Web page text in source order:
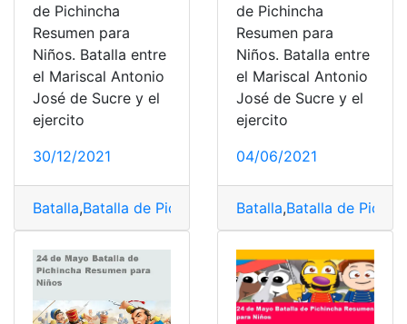
de Pichincha
Resumen para
Niños. Batalla entre
el Mariscal Antonio
José de Sucre y el
ejercito
30/12/2021
Batalla,Batalla de Pichincha Consultas,Ecuador,
de Pichincha
Resumen para
Niños. Batalla entre
el Mariscal Antonio
José de Sucre y el
ejercito
04/06/2021
Batalla,Batalla de